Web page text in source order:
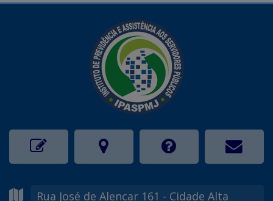
Rua José de Alencar 161 - Cidade Alta